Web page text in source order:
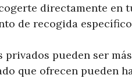
directamente en
de recogida
privados pueden ser
que ofrecen pueden